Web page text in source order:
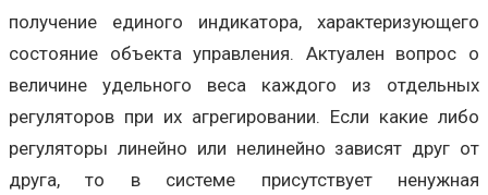
получение единого индикатора, характеризующего
состояние объекта управления. Актуален вопрос о
величине удельного веса каждого из отдельных
регуляторов при их агрегировании. Если какие либо
регуляторы линейно или нелинейно зависят друг от
друга, то в системе присутствует ненужная